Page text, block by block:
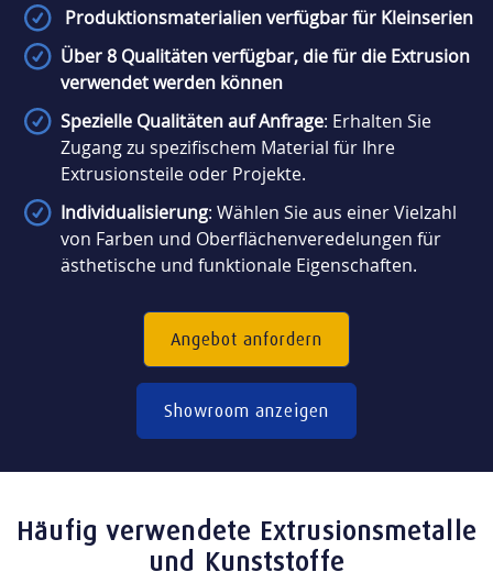
Produktionsmaterialien verfügbar für Kleinserien
Über 8 Qualitäten verfügbar, die für die Extrusion
verwendet werden können
Spezielle Qualitäten auf Anfrage: Erhalten Sie
Zugang zu spezifischem Material für Ihre
Extrusionsteile oder Projekte.
Individualisierung: Wählen Sie aus einer Vielzahl
von Farben und Oberflächenveredelungen für
ästhetische und funktionale Eigenschaften.
Angebot anfordern
Showroom anzeigen
Häufig verwendete Extrusionsmetalle
und Kunststoffe